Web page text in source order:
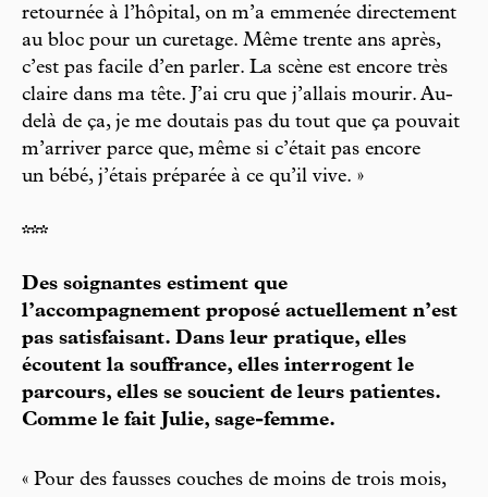
retournée à l’hôpital, on m’a emmenée directement
au bloc pour un curetage. Même trente ans après,
c’est pas facile d’en parler. La scène est encore très
claire dans ma tête. J’ai cru que j’allais mourir. Au-
delà de ça, je me doutais pas du tout que ça pouvait
m’arriver parce que, même si c’était pas encore
un bébé, j’étais préparée à ce qu’il vive. »
***
Des soignantes estiment que
l’accompagnement proposé actuellement n’est
pas satisfaisant. Dans leur pratique, elles
écoutent la souffrance, elles interrogent le
parcours, elles se soucient de leurs patientes.
Comme le fait Julie, sage-femme.
« Pour des fausses couches de moins de trois mois,